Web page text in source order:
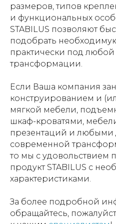
размеров, типов
и функциональных
STABILUS позволяют
подобрать
практически под
трансформации.
Если Ваша компания
конструированием и
мягкой мебели,
шкаф-кроватями,
презентаций и любыми
современной
то мы с удовольствием
продукт STABILUS с
характеристиками.
За более подробной
обращайтесь,